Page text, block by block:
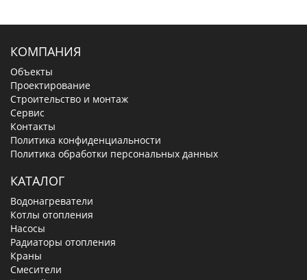
КОМПАНИЯ
Объекты
Проектирование
Строительство и монтаж
Сервис
Контакты
Политика конфиденциальности
Политика обработки персональных данных
КАТАЛОГ
Водонагреватели
Котлы отопления
Насосы
Радиаторы отопления
Краны
Смесители